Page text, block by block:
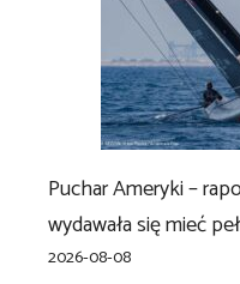
Puchar Ameryki –
wydawała się mieć
2026-08-08